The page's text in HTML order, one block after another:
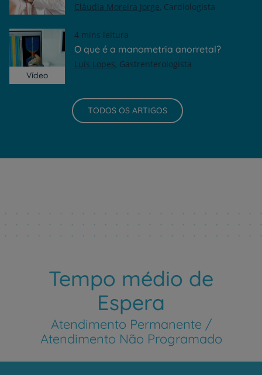
Cláudia Moreira Jorge Cardiologista
Vídeo
4 mins leitura
O que é a manometria anorretal?
Luís Lopes Gastrenterologista
TODOS OS ARTIGOS
Tempo médio de
Espera
Atendimento Permanente /
Atendimento Não Programado